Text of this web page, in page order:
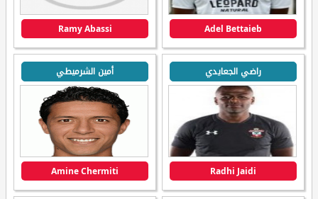
Adel Bettaieb
Ramy Abassi
راضي الجعايدي
Radhi Jaidi
أمين الشرميطي
Amine Chermiti